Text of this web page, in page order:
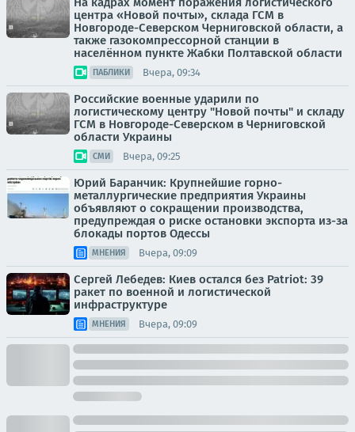
центра «Новой почты», склада ГСМ в
Новгороде-Северском Черниговской области, а
также газокомпрессорной станции в
населённом пункте Жабки Полтавской области
ПАБЛИКИ Вчера, 09:34
Российские военные ударили по
логистическому центру "Новой почты" и складу
ГСМ в Новгороде-Северском в Черниговской
области Украины
СМИ Вчера, 09:25
Юрий Баранчик: Крупнейшие горно-
металлургические предприятия Украины
объявляют о сокращении производства,
предупреждая о риске остановки экспорта из-за
блокады портов Одессы
МНЕНИЯ Вчера, 09:09
Сергей Лебедев: Киев остался без Patriot: 39
ракет по военной и логистической
инфраструктуре
МНЕНИЯ Вчера, 09:09